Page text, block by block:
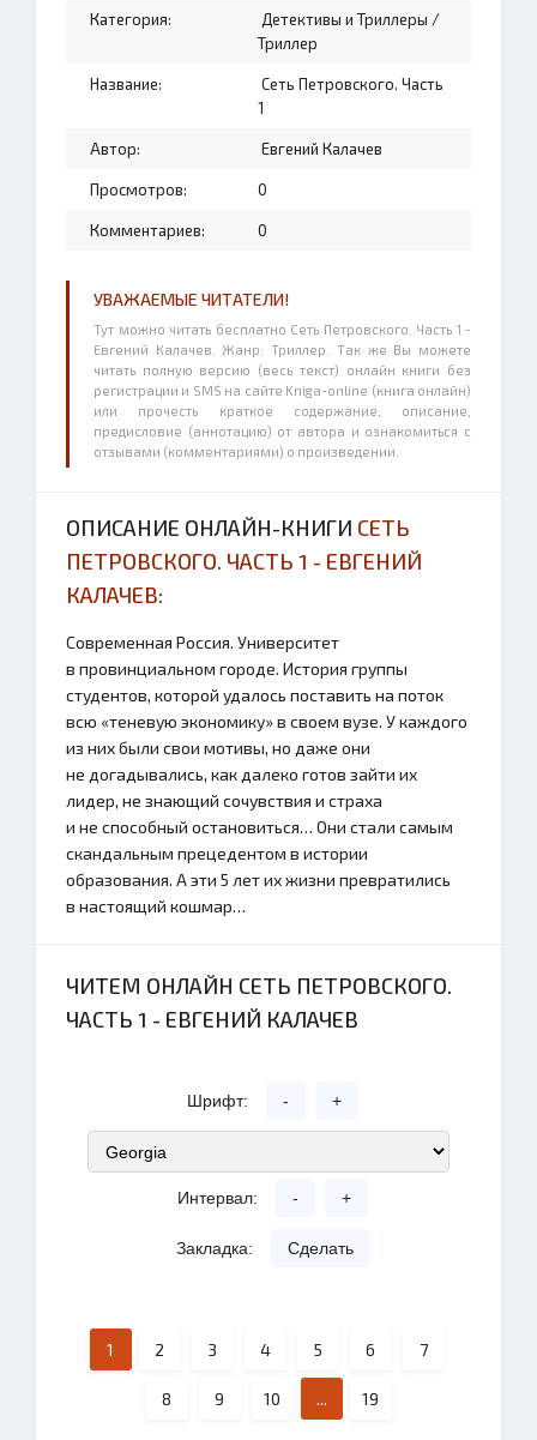
Категория: Детективы и Триллеры /
Триллер
Название:
Сеть Петровского. Часть
1
Автор: Евгений Калачев
Просмотров: 0
Комментариев: 0
УВАЖАЕМЫЕ ЧИТАТЕЛИ!
Тут можно читать бесплатно Сеть Петровского. Часть 1 -
Евгений Калачев. Жанр: Триллер. Так же Вы можете
читать полную версию (весь текст) онлайн книги без
регистрации и SMS на сайте Kniga-online (книга онлайн)
или прочесть краткое содержание, описание,
предисловие (аннотацию) от автора и ознакомиться с
отзывами (комментариями) о произведении.
ОПИСАНИЕ ОНЛАЙН-КНИГИ СЕТЬ
ПЕТРОВСКОГО. ЧАСТЬ 1 - ЕВГЕНИЙ
КАЛАЧЕВ:
Современная Россия. Университет
в провинциальном городе. История группы
студентов, которой удалось поставить на поток
всю «теневую экономику» в своем вузе. У каждого
из них были свои мотивы, но даже они
не догадывались, как далеко готов зайти их
лидер, не знающий сочувствия и страха
и не способный остановиться… Они стали самым
скандальным прецедентом в истории
образования. А эти 5 лет их жизни превратились
в настоящий кошмар…
ЧИТЕМ ОНЛАЙН СЕТЬ ПЕТРОВСКОГО.
ЧАСТЬ 1 - ЕВГЕНИЙ КАЛАЧЕВ
Шрифт: - +
Интервал: - +
Закладка: Сделать
1 2 3 4 5 6 7
8 9 10 ... 19